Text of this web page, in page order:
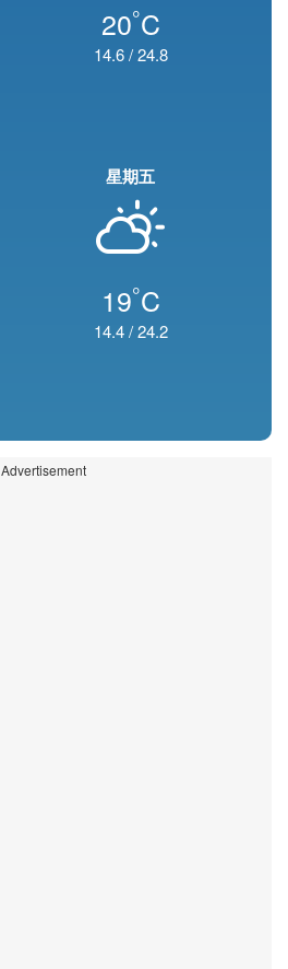
20°C
14.6/24.8
星期五
19°C
14.4/24.2
Advertisement